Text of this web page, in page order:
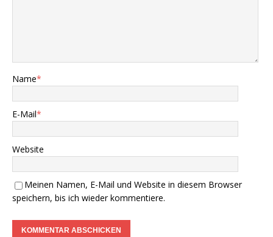
Name*
E-Mail*
Website
Meinen Namen, E-Mail und Website in diesem Browser
speichern, bis ich wieder kommentiere.